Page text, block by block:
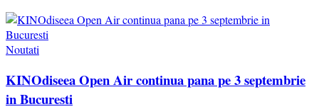
Noutati
KINOdiseea Open Air continua pana pe 3 septembrie
in Bucuresti